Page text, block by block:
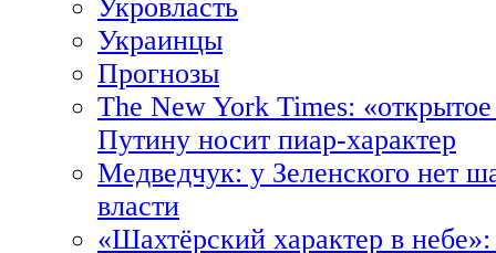
Укровласть
Украинцы
Прогнозы
The New York Times:
Путину носит пиар-характер
Медведчук: у Зеленского нет
власти
«Шахтёрский характер в